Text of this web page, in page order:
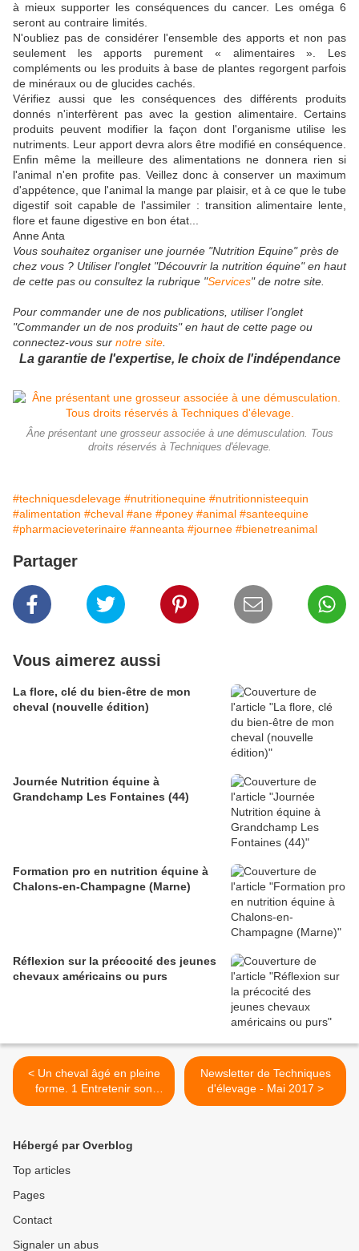
à mieux supporter les conséquences du cancer. Les oméga 6
seront au contraire limités.
N'oubliez pas de considérer l'ensemble des apports et non pas
seulement les apports purement « alimentaires ». Les
compléments ou les produits à base de plantes regorgent parfois
de minéraux ou de glucides cachés.
Vérifiez aussi que les conséquences des différents produits
donnés n'interfèrent pas avec la gestion alimentaire. Certains
produits peuvent modifier la façon dont l'organisme utilise les
nutriments. Leur apport devra alors être modifié en conséquence.
Enfin même la meilleure des alimentations ne donnera rien si
l'animal n'en profite pas. Veillez donc à conserver un maximum
d'appétence, que l'animal la mange par plaisir, et à ce que le tube
digestif soit capable de l'assimiler : transition alimentaire lente,
flore et faune digestive en bon état...
Anne Anta
Vous souhaitez organiser une journée "Nutrition Equine" près de
chez vous ? Utiliser l'onglet "Découvrir la nutrition équine" en haut
de cette pas ou consultez la rubrique "Services" de notre site.
Pour commander une de nos publications, utiliser l’onglet
"Commander un de nos produits" en haut de cette page ou
connectez-vous sur notre site
La garantie de l'expertise, le choix de l'indépendance
Âne présentant une grosseur associée à une démusculation. Tous
droits réservés à Techniques d'élevage.
#techniquesdelevage #nutritionequine #nutritionnisteequin
#alimentation #cheval #ane #poney #animal #santeequine
#pharmacieveterinaire #anneanta #journee #bienetreanimal
Partager
Vous aimerez aussi
La flore, clé du bien-être de mon
cheval (nouvelle édition)
Journée Nutrition équine à
Grandchamp Les Fontaines (44)
Formation pro en nutrition équine à
Chalons-en-Champagne (Marne)
Réflexion sur la précocité des jeunes
chevaux américains ou purs
< Un cheval âgé en pleine
forme. 1 Entretenir son
moral
Newsletter de Techniques
d'élevage - Mai 2017 >
Hébergé par Overblog
Top articles
Pages
Contact
Signaler un abus